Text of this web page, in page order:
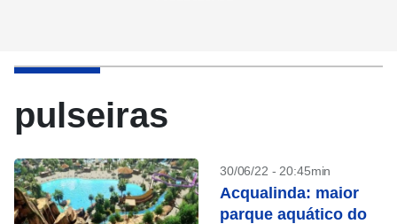
pulseiras
30/06/22 - 20:45min
Acqualinda: maior
parque aquático do